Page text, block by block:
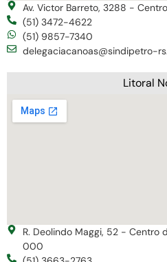
Av. Victor Barreto, 3288 -
(51) 3472-4622
(51) 9857-7340
delegaciacanoas@sindipetro-
Litoral
R. Deolindo Maggi, 52 - Centro
000